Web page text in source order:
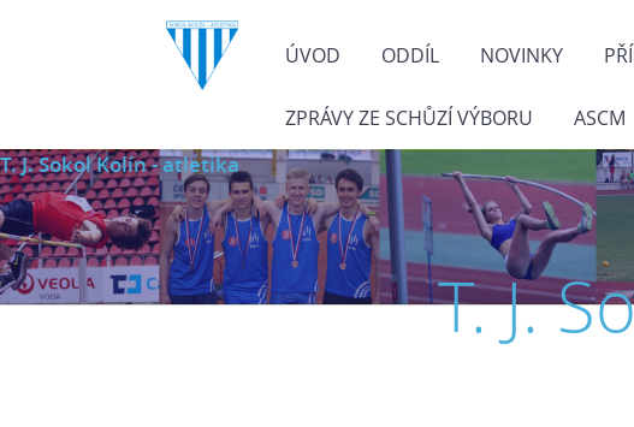
ÚVOD ODDÍL NOVINKY
ZPRÁVY ZE SCHŮZÍ VÝBORU ASCM
T. J. Sokol Kolín - atletika
T. J.